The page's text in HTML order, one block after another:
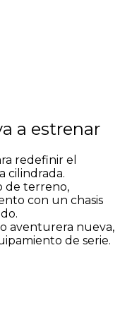
a estrenar
redefinir el
cilindrada.
de terreno,
con un chasis
aventurera nueva,
de serie.